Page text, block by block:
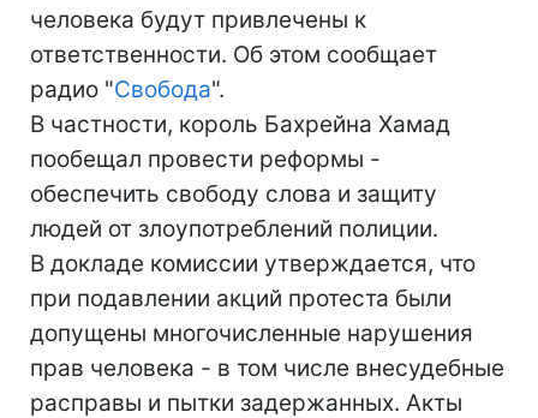
человека будут привлечены к
ответственности. Об этом сообщает
радио "Свобода".
В частности, король Бахрейна Хамад
пообещал провести реформы -
обеспечить свободу слова и защиту
людей от злоупотреблений полиции.
В докладе комиссии утверждается, что
при подавлении акций протеста были
допущены многочисленные нарушения
прав человека - в том числе внесудебные
расправы и пытки задержанных. Акты